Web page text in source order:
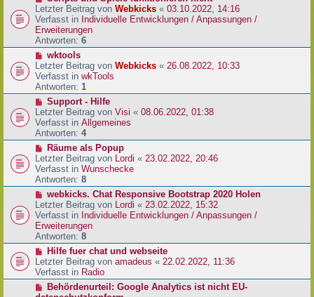
a
g
B
e
i
t
r
a
g
e
u
e
r
B
e
i
t
r
a
g
Letzter Beitrag von Webkicks « 03.10.2022, 14:16
Verfasst in Individuelle Entwicklungen / Anpassungen /
Erweiterungen
Antworten: 6
N
e
u
e
r
B
e
i
t
a
g
wktools
Letzter Beitrag von Webkicks « 26.08.2022, 10:33
Verfasst in wkTools
Antworten: 1
N
e
u
e
r
B
e
i
t
a
g
Support - Hilfe
Letzter Beitrag von Visi « 08.06.2022, 01:38
Verfasst in Allgemeines
Antworten: 4
N
e
u
e
r
B
e
i
t
r
a
g
Räume als Popup
Letzter Beitrag von Lordi « 23.02.2022, 20:46
Verfasst in Wunschecke
Antworten: 8
N
e
u
e
r
B
e
i
t
webkicks. Chat Responsive Bootstrap 2020 Holen
Letzter Beitrag von Lordi « 23.02.2022, 15:32
Verfasst in Individuelle Entwicklungen / Anpassungen /
Erweiterungen
Antworten: 8
N
e
u
e
Hilfe fuer chat und webseite
Letzter Beitrag von amadeus « 22.02.2022, 11:36
Verfasst in Radio
NBehördenurteil: Google Analytics ist nicht EU-